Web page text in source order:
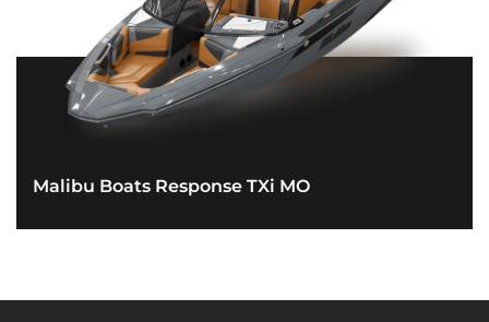
Malibu Boats Response TXi MO